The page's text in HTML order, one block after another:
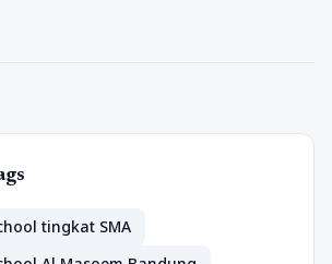
tingkat SMA